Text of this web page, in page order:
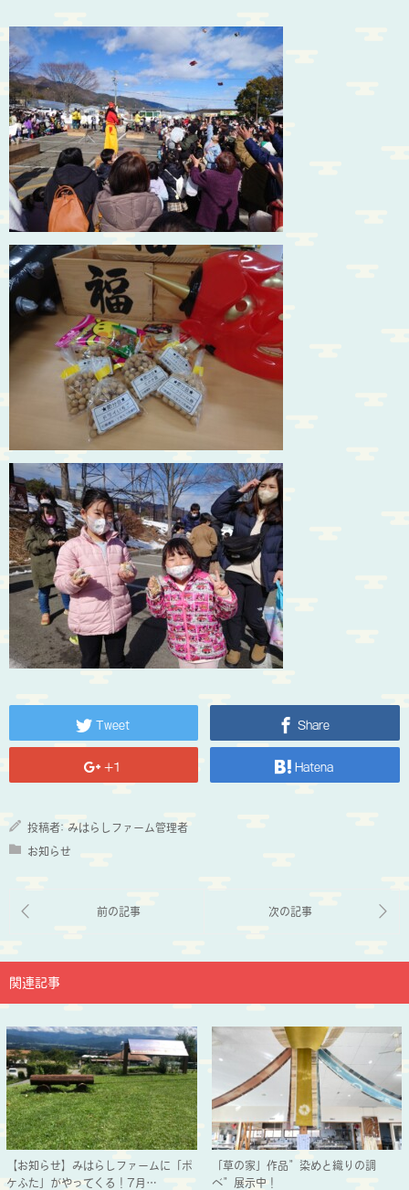
Tweet Share
+1 Hatena
投稿者: みはらしファーム管理者
お知らせ
関連記事
【お知らせ】みはらしファームに「ポ
ケふた」がやってくる！7月…
「草の家」作品”染めと織りの調
べ”展示中！